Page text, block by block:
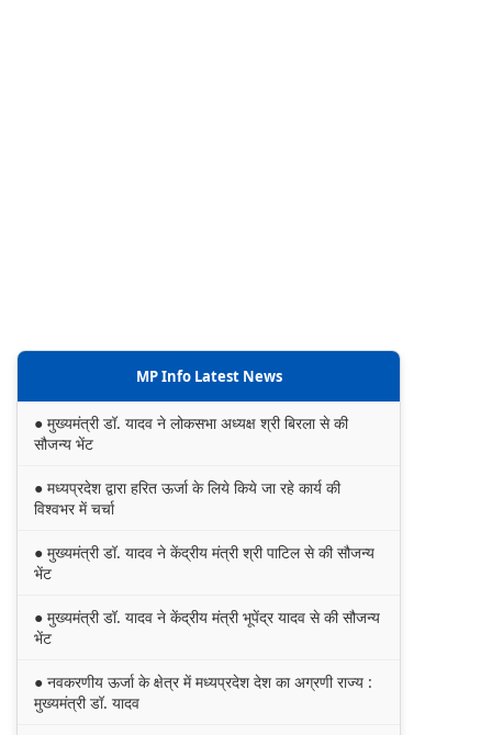
MP Info Latest News
● मुख्यमंत्री डॉ. यादव ने लोकसभा अध्यक्ष श्री बिरला से की
सौजन्य भेंट
● मध्यप्रदेश द्वारा हरित ऊर्जा के लिये किये जा रहे कार्य की
विश्वभर में चर्चा
● मुख्यमंत्री डॉ. यादव ने केंद्रीय मंत्री श्री पाटिल से की सौजन्य
भेंट
● मुख्यमंत्री डॉ. यादव ने केंद्रीय मंत्री भूपेंद्र यादव से की सौजन्य
भेंट
● नवकरणीय ऊर्जा के क्षेत्र में मध्यप्रदेश देश का अग्रणी राज्य :
मुख्यमंत्री डॉ. यादव